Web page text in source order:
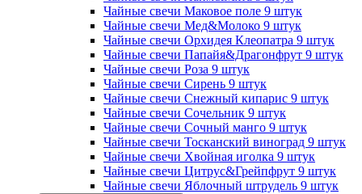
Чайные свечи Маковое поле 9 штук
Чайные свечи Мед&Молоко 9 штук
Чайные свечи Орхидея Клеопатра 9 штук
Чайные свечи Папайя&Драгонфрут 9 штук
Чайные свечи Роза 9 штук
Чайные свечи Сирень 9 штук
Чайные свечи Снежный кипарис 9 штук
Чайные свечи Сочельник 9 штук
Чайные свечи Сочный манго 9 штук
Чайные свечи Тосканский виноград 9 штук
Чайные свечи Хвойная иголка 9 штук
Чайные свечи Цитрус&Грейпфрут 9 штук
Чайные свечи Яблочный штрудель 9 штук